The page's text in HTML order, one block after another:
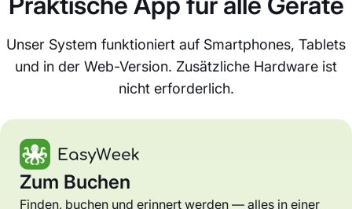
Unser System funktioniert auf Smartphones, Tablets
und in der Web-Version. Zusätzliche Hardware ist
nicht erforderlich.
Zum Buchen
Finden, buchen und erinnert werden — alles in einer